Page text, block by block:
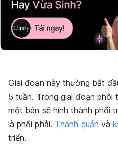
Giai đoạn này thường bắt
5 tuần. Trong giai đoạn phôi
một bên sẽ hình thành phổi
là phổi phải. Thanh quản và
triển.